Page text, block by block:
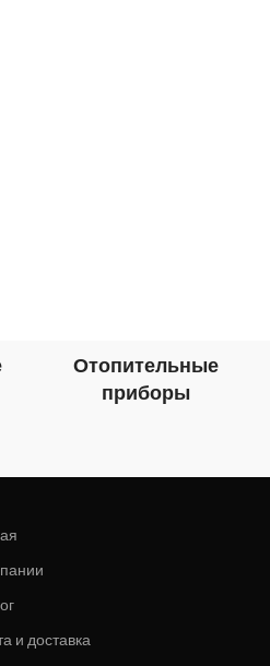
Отопительные
приборы
и доставка